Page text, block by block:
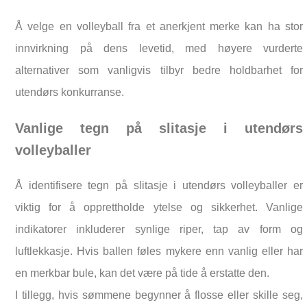
Å velge en volleyball fra et anerkjent merke kan ha stor
innvirkning på dens levetid, med høyere vurderte
alternativer som vanligvis tilbyr bedre holdbarhet for
utendørs konkurranse.
Vanlige tegn på slitasje i utendørs
volleyballer
Å identifisere tegn på slitasje i utendørs volleyballer er
viktig for å opprettholde ytelse og sikkerhet. Vanlige
indikatorer inkluderer synlige riper, tap av form og
luftlekkasje. Hvis ballen føles mykere enn vanlig eller har
en merkbar bule, kan det være på tide å erstatte den.
I tillegg, hvis sømmene begynner å flosse eller skille seg,